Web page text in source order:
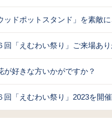
ッドポットスタンド」を素敵
回「えむわい祭り」ご来場あり
が好きな方いかがですか？
回「えむわい祭り」2023を開催